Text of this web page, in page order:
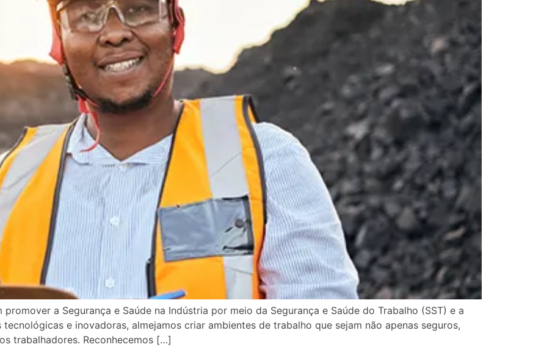
a Segurança e Saúde na Indústria por meio da Segurança e Saúde do Trabalho (SST) e a
e inovadoras, almejamos criar ambientes de trabalho que sejam não apenas seguros,
trabalhadores. Reconhecemos […]